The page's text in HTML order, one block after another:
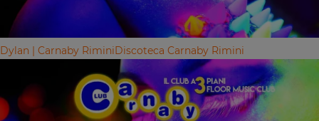
Dylan | Carnaby RiminiDiscoteca Carnaby Rimini